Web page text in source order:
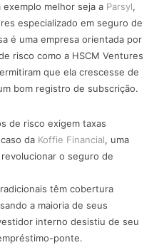
melhor seja a Parsyl,
especializado em seguro de
é uma empresa orientada por
risco como a HSCM Ventures
que ela crescesse de
bom registro de subscrição.
de risco exigem taxas
da Koffie Financial, uma
o seguro de
têm cobertura
a maioria de seus
interno desistiu de seu
ponte.